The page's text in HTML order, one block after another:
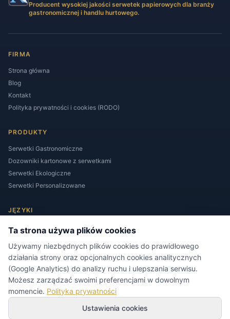
Producent wysokiej jakości serwetek papierowych dla branży
gastronomicznej i handlu hurtowego.
FIRMA
Strona główna
Blog
Kontakt
Polityka prywatności i cookies (RODO)
PRODUKTY
Serwetki Gastronomiczne
Dozowniki kartonowe z serwetkami
Serwetki Ekologiczne
Serwetki Personalizowane
JĘZYKI
KONTAKT
biuro@napkins.com.pl
Ta strona używa plików cookies
Używamy niezbędnych plików cookies do prawidłowego
działania strony oraz opcjonalnych cookies analitycznych
(Google Analytics) do analizy ruchu i ulepszania serwisu.
Możesz zarządzać swoimi preferencjami w dowolnym
momencie. Polityka prywatności
Ustawienia cookies